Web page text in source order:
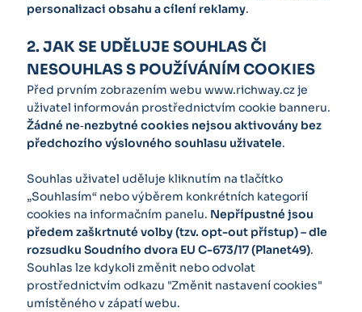
personalizaci obsahu a cílení reklamy.
2. JAK SE UDĚLUJE SOUHLAS ČI
NESOUHLAS S POUŽÍVÁNÍM COOKIES
Před prvním zobrazením webuwww.richway.czje
uživatel informován prostřednictvím cookie banneru.
Žádné ne‑nezbytné cookies nejsou aktivovány bez
předchozího výslovného souhlasu uživatele.
Souhlas uživatel uděluje kliknutím na tlačítko
„Souhlasím“ nebo výběrem konkrétních kategorií
cookies na informačním panelu. Nepřípustné jsou
předem zaškrtnuté volby (tzv. opt-out přístup) – dle
rozsudku Soudního dvora EU C-673/17 (Planet49).
Souhlas lze kdykoli změnit nebo odvolat
prostřednictvím odkazu "Změnit nastavení cookies"
umístěného v zápatí webu.